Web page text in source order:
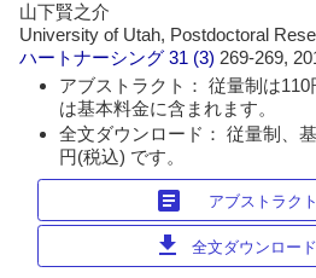
山下賢之介
University of Utah, Postdoctoral
ハートナーシング 31 (3)269-269,
アブストラクト： 従量制は
は基本料金に含まれます。
全文ダウンロード： 従量制、
円(税込) です。
article アブストラク
download 全文ダウンロー